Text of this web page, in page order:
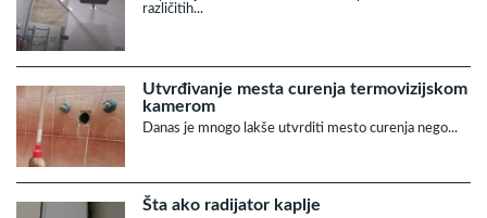
različitih...
Utvrđivanje mesta curenja termovizijskom
kamerom
Danas je mnogo lakše utvrditi mesto curenja nego...
Šta ako radijator kaplje